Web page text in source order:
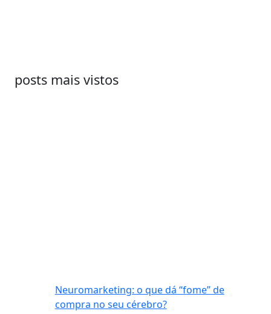
posts mais vistos
Neuromarketing: o que dá “fome” de
compra no seu cérebro?